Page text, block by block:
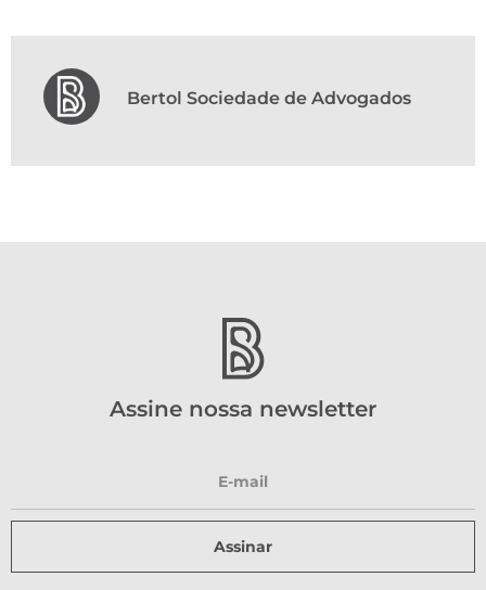
Bertol Sociedade de Advogados
Assine nossa newsletter
Assinar